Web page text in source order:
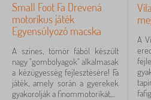
Small Foot Fa Drevená
motorikus játék
Egyensúlyozó macska
A színes, tömör fából készült
nagy "gombolyagok" alkalmasak
a kézügyesség fejlesztésére! Fa
játék, amely során a gyerekek
gyakorolják a finommotorikát,...
A